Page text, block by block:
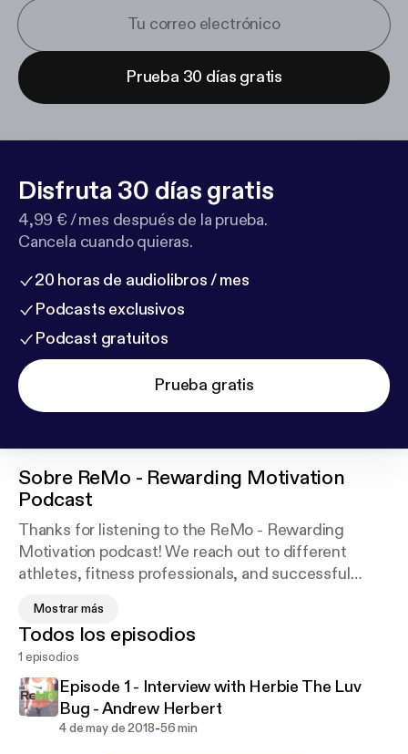
Prueba 30 días gratis
Disfruta 30 días gratis
4,99 € / mes después de la prueba.
Cancela cuando quieras.
20 horas de audiolibros / mes
Podcasts exclusivos
Podcast gratuitos
Prueba gratis
Sobre ReMo - Rewarding Motivation
Podcast
Thanks for listening to the ReMo - Rewarding
Motivation podcast! We reach out to different
athletes, fitness professionals, and successful
them, and share their story! We hope by doing so,
we can share some nuggets of motivation with our
listeners, and even some strategies that they can
implement in their daily life to lead a more
productive, and rewarding lifestyle!
Mostrar más
Todos los episodios
1 episodios
Episode 1 - Interview with Herbie The Luv
Bug - Andrew Herbert
4 de may de 2018-56 min